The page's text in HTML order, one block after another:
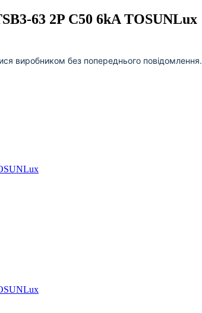
63 2P C50 6kA TOSUNLux
виробником без попереднього повідомлення.